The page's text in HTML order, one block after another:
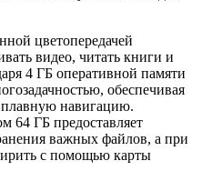
цветопередачей
видео, читать книги и
4 ГБ оперативной памяти
обеспечивая
навигацию.
64 ГБ предоставляет
важных файлов, а при
с помощью карты